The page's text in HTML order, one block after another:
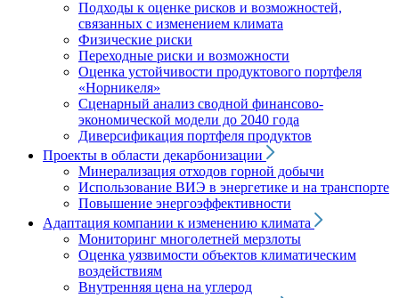
Подходы к оценке рисков и возможностей,
связанных с изменением климата
Физические риски
Переходные риски и возможности
Оценка устойчивости продуктового портфеля
«Норникеля»
Сценарный анализ сводной финансово-
экономической модели до 2040 года
Диверсификация портфеля продуктов
Проекты в области декарбонизации
Минерализация отходов горной добычи
Использование ВИЭ в энергетике и на транспорте
Повышение энергоэффективности
Адаптация компании к изменению климата
Мониторинг многолетней мерзлоты
Оценка уязвимости объектов климатическим
воздействиям
Внутренняя цена на углерод